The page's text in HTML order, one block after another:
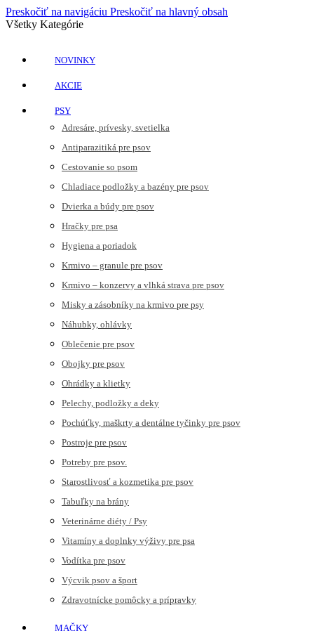
Preskočiť na navigáciu Preskočiť na hlavný obsah
Všetky Kategórie
NOVINKY
AKCIE
PSY
Adresáre, prívesky, svetielka
Antiparazitiká pre psov
Cestovanie so psom
Chladiace podložky a bazény pre psov
Dvierka a búdy pre psov
Hračky pre psa
Hygiena a poriadok
Krmivo – granule pre psov
Krmivo – konzervy a vlhká strava pre psov
Misky a zásobníky na krmivo pre psy
Náhubky, ohlávky
Oblečenie pre psov
Obojky pre psov
Ohrádky a klietky
Pelechy, podložky a deky
Pochúťky, maškrty a dentálne tyčinky pre psov
Postroje pre psov
Potreby pre psov.
Starostlivosť a kozmetika pre psov
Tabuľky na brány
Veterinárne diéty / Psy
Vitamíny a doplnky výživy pre psa
Vodítka pre psov
Výcvik psov a šport
Zdravotnícke pomôcky a prípravky
MAČKY